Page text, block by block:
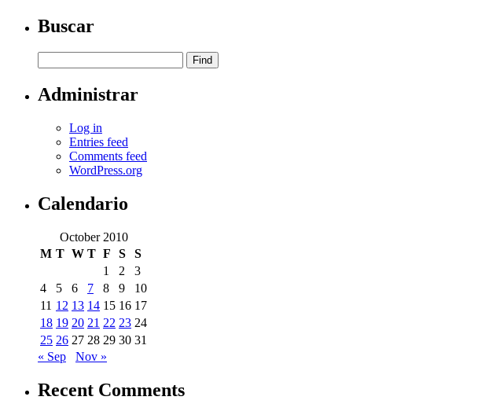
Buscar
Administrar
Log in
Entries feed
Comments feed
WordPress.org
Calendario
October 2010
M T W T F S
S
1
2
3
4
5 6 7 8 9
10
11 12 13 14 15 16 17
18 19 20 21 22 23 24
25 26 27 28 29 30 31
« Sep
Nov »
Recent Comments